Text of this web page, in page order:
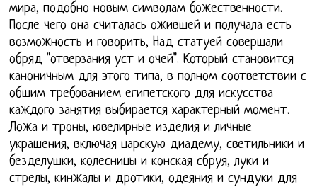
мира, подобно новым символам божественности.
После чего она считалась ожившей и получала есть
возможность и говорить, Над статуей совершали
обряд "отверзания уст и очей". Который становится
каноничным для этого типа, в полном соответствии с
общим требованием египетского для искусства
каждого занятия выбирается характерный момент.
Ложа и троны, ювелирные изделия и личные
украшения, включая царскую диадему, светильники и
безделушки, колесницы и конская сбруя, луки и
стрелы, кинжалы и дротики, одеяния и сундуки для